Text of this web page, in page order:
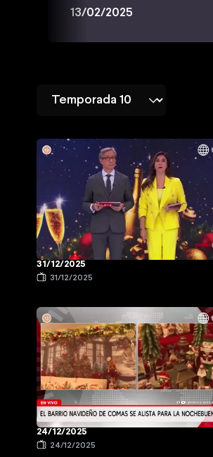
13/02/2025
31/12/2025
31/12/2025
24/12/2025
24/12/2025